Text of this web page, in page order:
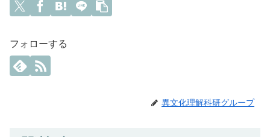
フォローする
異文化理解科研グループ